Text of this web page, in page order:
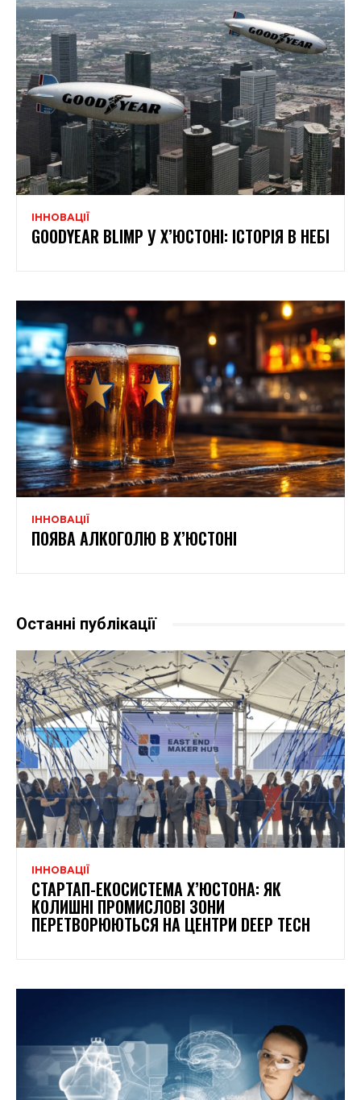
ІННОВАЦІЇ
GOODYEAR BLIMP У Х’ЮСТОНІ: ІСТОРІЯ В НЕБІ
ІННОВАЦІЇ
ПОЯВА АЛКОГОЛЮ В Х’ЮСТОНІ
Останні публікації
ІННОВАЦІЇ
СТАРТАП-ЕКОСИСТЕМА Х’ЮСТОНА: ЯК
КОЛИШНІ ПРОМИСЛОВІ ЗОНИ
ПЕРЕТВОРЮЮТЬСЯ НА ЦЕНТРИ DEEP TECH